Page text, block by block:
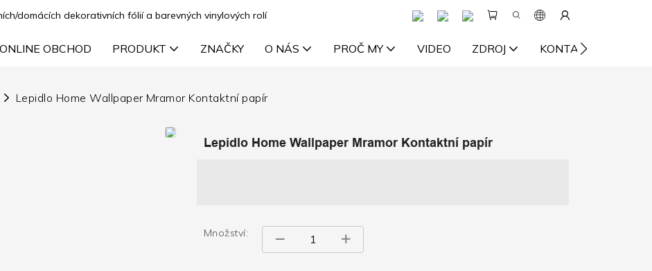
domácích dekorativních fólií a barevných vinylových rolí
ONLINE OBCHOD PRODUKT ZNAČKY O NÁS PROČ MY VIDEO ZDROJ KONTAKTUJTE NÁS
Lepidlo Home Wallpaper Mramor Kontaktní papír
Lepidlo Home Wallpaper Mramor Kontaktní papír
Množství: